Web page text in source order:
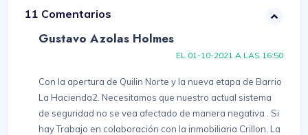
11 Comentarios
Gustavo Azolas Holmes
EL 01-10-2021 A LAS 16:50
Con la apertura de Quilin Norte y la nueva etapa de Barrio
La Hacienda2. Necesitamos que nuestro actual sistema
de seguridad no se vea afectado de manera negativa . Si
hay Trabajo en colaboración con la inmobiliaria Crillon, La